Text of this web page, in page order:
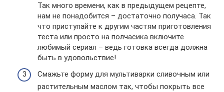
Так много времени, как в предыдущем рецепте,
нам не понадобится – достаточно получаса. Так
что приступайте к другим частям приготовления
теста или просто на полчасика включите
любимый сериал – ведь готовка всегда должна
быть в удовольствие!
Смажьте форму для мультиварки сливочным или
растительным маслом так, чтобы покрыть все